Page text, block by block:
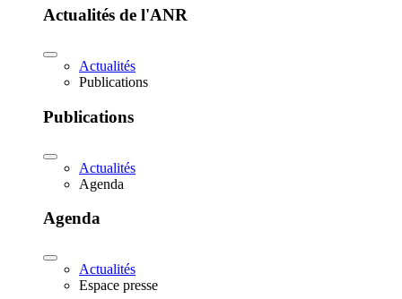
Actualités de l'ANR
Actualités
Publications
Publications
Actualités
Agenda
Agenda
Actualités
Espace presse